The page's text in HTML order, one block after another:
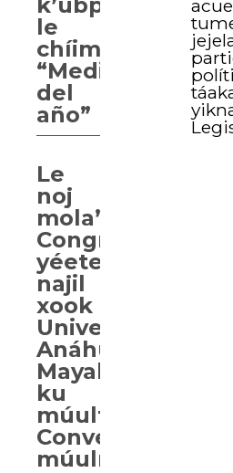
le
chíimpolal
“Medico
del
año”
Le
noj
mola’ay
Congreso
yéetel
najil
xook
Universidad
Anáhuac
Mayab
ku
múults’íibtiko’ob
Convenio
múulmeyajil